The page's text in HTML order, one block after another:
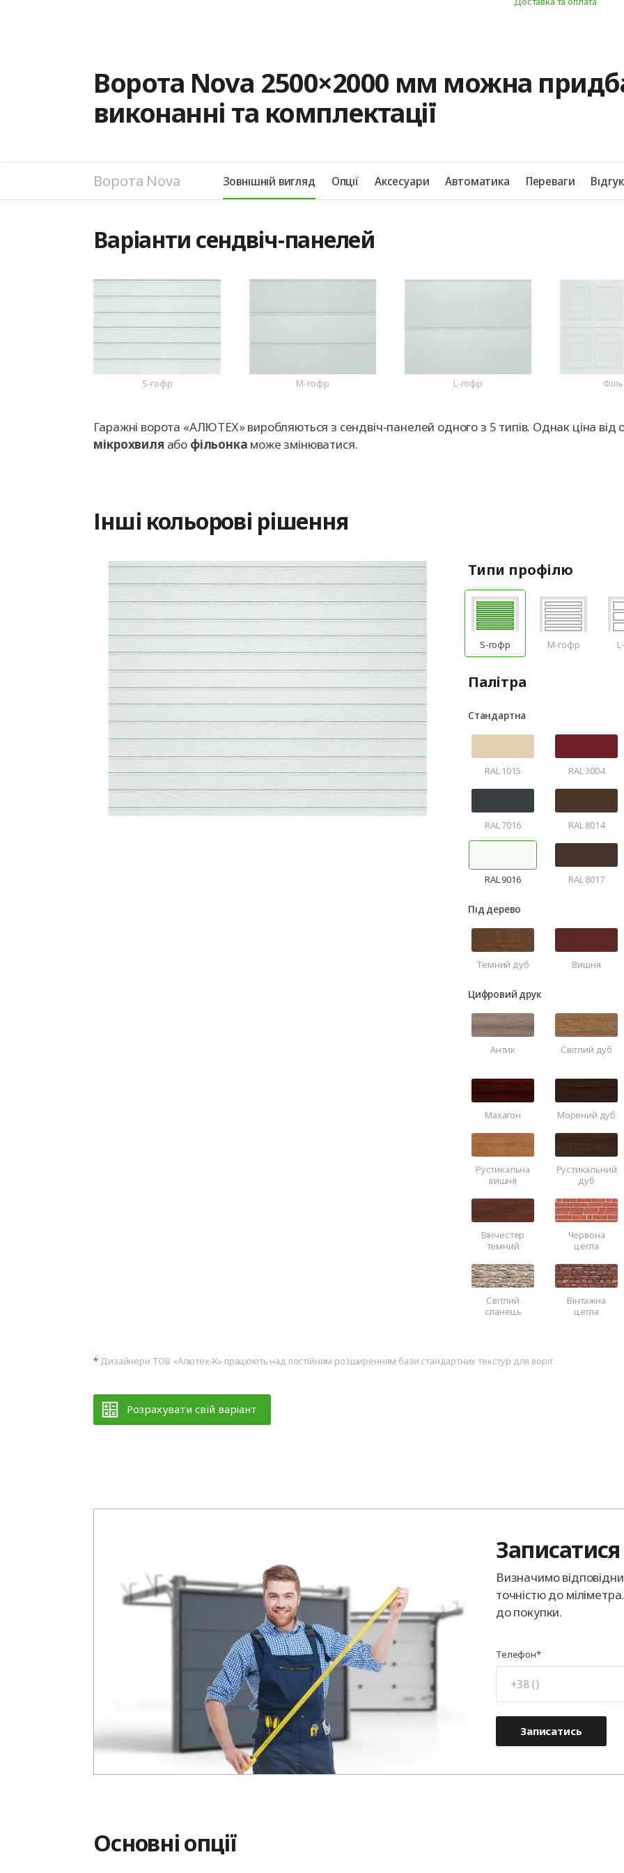
Ворота Nova 2500×2000 мм можна
виконанні та комплектації
Ворота Nova Зовнішній вигляд Опції Аксесуари Автоматика Переваги
Варіанти сендвіч-панелей
S-гофр M-гофр L-гофр
Гаражні ворота «АЛЮТЕХ» виробляються з сендвіч-панелей одного з 5 типів. Однак ціна від
мікрохвиля або фільонка може змінюватися.
Інші кольорові рішення
Типи профілю
S-гофр M-гофр
Палітра
Стандартна
RAL 1015 RAL 3004
RAL 7016 RAL 8014
RAL 9016 RAL 8017
Під дерево
Темний дуб Вишня
Цифровий друк
Антик Світлий дуб
Махагон Морений дуб
Рустикальна
вишня
Рустикальний
дуб
Вінчестер
темний
Червона
цегла
Світлий
сланець
Вінтажна
цегла
Дизайнери ТОВ «Алютех‑К» працюють над постійним розширенням бази стандартних текстур для воріт.
Розрахувати свій варіант
Визначимо
точністю до
до покупки.
Телефон
Записатись
Основні опції